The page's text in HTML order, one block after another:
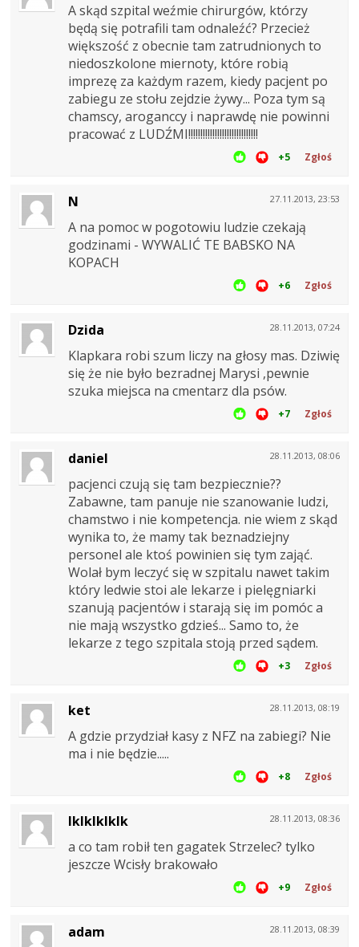
A skąd szpital weźmie chirurgów, którzy
będą się potrafili tam odnaleźć? Przecież
większość z obecnie tam zatrudnionych to
niedoszkolone miernoty, które robią
imprezę za każdym razem, kiedy pacjent po
zabiegu ze stołu zejdzie żywy... Poza tym są
chamscy, aroganccy i naprawdę nie powinni
pracować z LUDŹMI!!!!!!!!!!!!!!!!!!!!!!!!!!!!!
+5 Zgłoś
27.11.2013, 23:53
N
A na pomoc w pogotowiu ludzie czekają
godzinami - WYWALIĆ TE BABSKO NA
KOPACH
+6 Zgłoś
28.11.2013, 07:24
Dzida
Klapkara robi szum liczy na głosy mas. Dziwię
się że nie było bezradnej Marysi ,pewnie
szuka miejsca na cmentarz dla psów.
+7 Zgłoś
28.11.2013, 08:06
daniel
pacjenci czują się tam bezpiecznie??
Zabawne, tam panuje nie szanowanie ludzi,
chamstwo i nie kompetencja. nie wiem z skąd
wynika to, że mamy tak beznadziejny
personel ale ktoś powinien się tym zająć.
Wolał bym leczyć się w szpitalu nawet takim
który ledwie stoi ale lekarze i pielęgniarki
szanują pacjentów i starają się im pomóc a
nie mają wszystko gdzieś... Samo to, że
lekarze z tego szpitala stoją przed sądem.
+3 Zgłoś
28.11.2013, 08:19
ket
A gdzie przydział kasy z NFZ na zabiegi? Nie
ma i nie będzie.....
+8 Zgłoś
28.11.2013, 08:36
lklklklklk
a co tam robił ten gagatek Strzelec? tylko
jeszcze Wcisły brakowało
+9 Zgłoś
28.11.2013, 08:39
adam